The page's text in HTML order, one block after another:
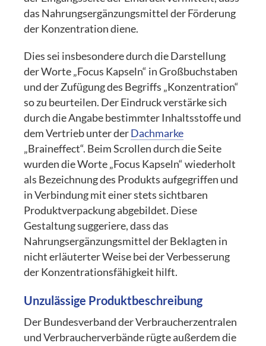
das Nahrungsergänzungsmittel der Förderung
der Konzentration diene.
Dies sei insbesondere durch die Darstellung
der Worte „Focus Kapseln“ in Großbuchstaben
und der Zufügung des Begriffs „Konzentration“
so zu beurteilen. Der Eindruck verstärke sich
durch die Angabe bestimmter Inhaltsstoffe und
dem Vertrieb unter derDachmarke
„Braineffect“. Beim Scrollen durch die Seite
wurden die Worte „Focus Kapseln“ wiederholt
als Bezeichnung des Produkts aufgegriffen und
in Verbindung mit einer stets sichtbaren
Produktverpackung abgebildet. Diese
Gestaltung suggeriere, dass das
Nahrungsergänzungsmittel der Beklagten in
nicht erläuterter Weise bei der Verbesserung
der Konzentrationsfähigkeit hilft.
Unzulässige Produktbeschreibung
Der Bundesverband der Verbraucherzentralen
und Verbraucherverbände rügte außerdem die